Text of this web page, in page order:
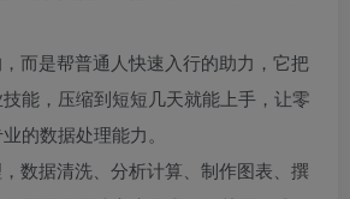
而是帮普通人快速入行的助力，它把
能，压缩到短短几天就能上手，让零
的数据处理能力。
数据清洗、分析计算、制作图表、撰